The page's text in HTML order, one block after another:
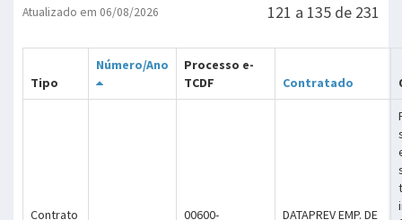
Atualizado em 06/08/2026 121 a 135 de 231
Tipo
Número/Ano
Processo e-
TCDF
Contratado
Contrato
00600-
DATAPREV EMP. DE